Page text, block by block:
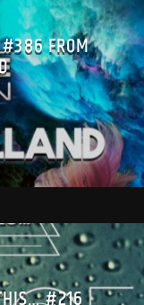
#386 FROM